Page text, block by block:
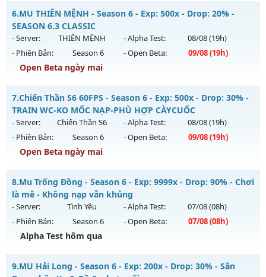
Thể loại: Mu Nguyên bản Webzen
Antihack: BDCAM
Muhanoi2-Classic - Lối chơi cày cuốc Classic đồ chuẩn
Mu mới ra tháng 08 2026 - Mở máy chủ
vào 10h ngày 08/08/2626
Exp: 5x - Drop: 10%
Kiểu reset: Reset In Game
Antihack: Pro
6.MU THIÊN MỆNH - Season 6 - Exp: 500x - Drop: 20% -
SEASON 6.3 CLASSIC
- Server: THIÊN MỆNH - Alpha Test: 08/08(19h)
- Phiên Bản:
Season 6 - Open Beta: 09/08(19h)
Open Beta ngày mai
MU THIÊN MỆNH - SEASON 6.3 CLASSIC
Mu mới ra tháng 08 2026 - Mở máy chủTHIÊN MỆNH
19h ngày 09/08/2626
Exp: 500x - Drop: 20%
Kiểu reset: Reset In Game
Antihack: Antihack chạy bằng cơm
7.Chiến Thần S6 60FPS - Season 6 - Exp: 500x - Drop: 30% -
TRAIN WC-KO MỐC NẠP-PHÙ HỢP CÀYCUỐC
- Server: Chiến Thần S6 - Alpha Test: 08/08(19h)
- Phiên Bản:
Season 6 - Open Beta: 09/08(19h)
Open Beta ngày mai
Chiến Thần S6 60FPS - TRAIN WC-KO MỐC NẠP-PHÙ HỢP
CÀYCUỐC
Mu mới ra tháng 08 2026 - Mở máy chủ
Chiến Thần S6
19h ngày 09/08/2626
Exp: 500x - Drop: 30%
Thể loại: Mu Nguyên bản Webzen
8.Mu Trống Đồng - Season 6 - Exp: 9999x - Drop: 90% - Chơi
là mê - Không nạp vẫn khủng
- Server: Tình Yêu - Alpha Test: 07/08(08h)
- Phiên Bản:
Season 6 - Open Beta: 07/08(08h)
Alpha Test hôm qua
Mu Trống Đồng - Chơi là mê - Không nạp vẫn khủng
9.MU Hải Long - Season 6 - Exp: 200x - Drop: 30% - Săn